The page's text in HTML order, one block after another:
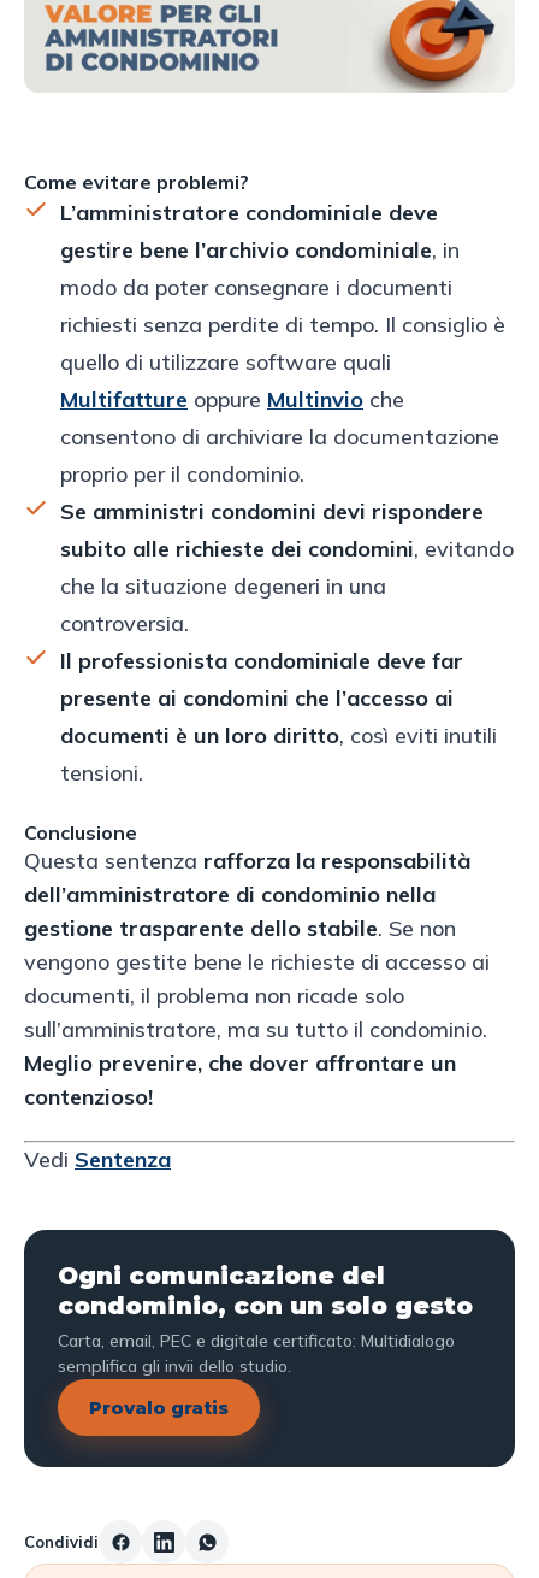
Come evitare problemi?
L’amministratore condominiale deve
gestire bene l’archivio condominiale, in
modo da poter consegnare i documenti
richiesti senza perdite di tempo. Il consiglio è
quello di utilizzare software quali
Multifatture oppure Multinvio che
consentono di archiviare la documentazione
proprio per il condominio.
Se amministri condomini devi rispondere
subito alle richieste dei condomini, evitando
che la situazione degeneri in una
controversia.
Il professionista condominiale deve far
presente ai condomini che l’accesso ai
documenti è un loro diritto, così eviti inutili
tensioni.
Conclusione
Questa sentenza rafforza la responsabilità
dell’amministratore di condominio nella
gestione trasparente dello stabile. Se non
vengono gestite bene le richieste di accesso ai
documenti, il problema non ricade solo
sull’amministratore, ma su tutto il condominio.
Meglio prevenire, che dover affrontare un
contenzioso!
Vedi Sentenza
Ogni comunicazione del
condominio, con un solo gesto
Carta, email, PEC e digitale certificato: Multidialogo
semplifica gli invii dello studio.
Provalo gratis
Condividi